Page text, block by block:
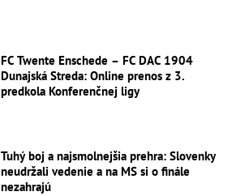
FC Twente Enschede – FC DAC 1904
Dunajská Streda: Online prenos z 3.
predkola Konferenčnej ligy
Tuhý boj a najsmolnejšia prehra: Slovenky
neudržali vedenie a na MS si o finále
nezahrajú